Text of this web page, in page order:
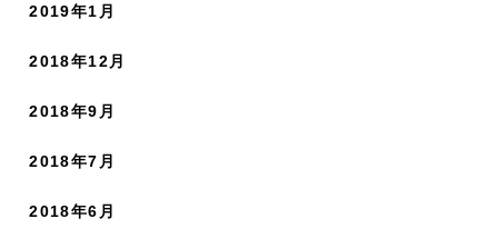
2019年1月
2018年12月
2018年9月
2018年7月
2018年6月